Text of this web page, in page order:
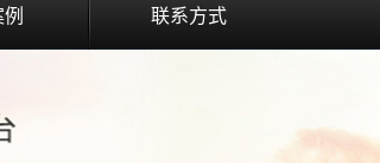
联系方式